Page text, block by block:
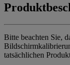
Bitte beachten Sie,
tatsächlichen